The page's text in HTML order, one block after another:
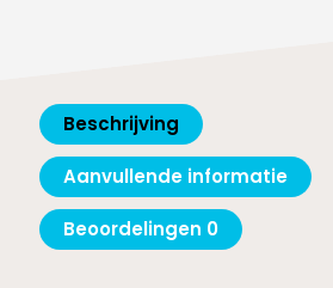
Beschrijving
Aanvullende informatie
Beoordelingen 0